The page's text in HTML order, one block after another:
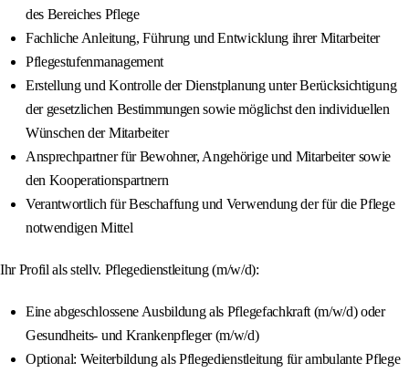
des Bereiches Pflege
Fachliche Anleitung, Führung und Entwicklung ihrer Mitarbeiter
Pflegestufenmanagement
Erstellung und Kontrolle der Dienstplanung unter Berücksichtigung
der gesetzlichen Bestimmungen sowie möglichst den individuellen
Wünschen der Mitarbeiter
Ansprechpartner für Bewohner, Angehörige und Mitarbeiter sowie
den Kooperationspartnern
Verantwortlich für Beschaffung und Verwendung der für die Pflege
notwendigen Mittel
Ihr Profil als stellv. Pflegedienstleitung (m/w/d):
Eine abgeschlossene Ausbildung als Pflegefachkraft (m/w/d) oder
Gesundheits- und Krankenpfleger (m/w/d)
Optional: Weiterbildung als Pflegedienstleitung für ambulante Pflege